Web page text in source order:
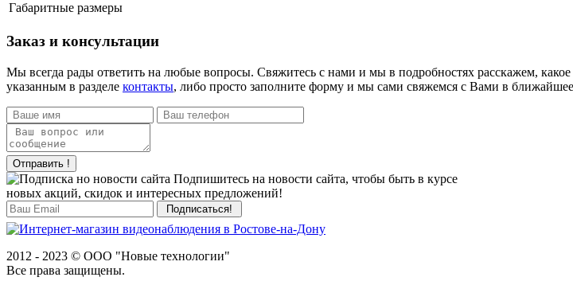
Габаритные размеры
Заказ и консультации
Мы всегда рады ответить на любые вопросы. Свяжитесь с нами и мы в подробностях расскажем,
указанным в разделе контакты, либо просто заполните форму и мы сами свяжемся с Вами в
Отправить !
Подпишитесь на новости сайта, чтобы быть в курсе
новых акций, скидок и интересных предложений!
2012 - 2023 © ООО "Новые технологии"
Все права защищены.